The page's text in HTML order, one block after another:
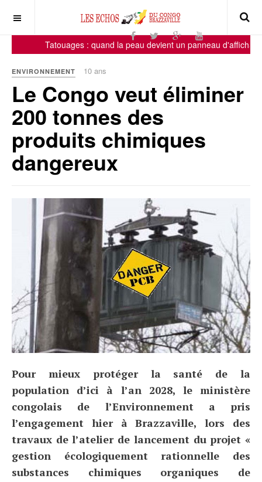
Tatouages : quand la peau devient un panneau
ENVIRONNEMENT 10 ans
Le Congo veut éliminer
200 tonnes des
produits chimiques
dangereux
Pour mieux protéger la santé de la
population d’ici à l’an 2028, le ministère
congolais de l’Environnement a pris
l’engagement hier à Brazzaville, lors des
travaux de l’atelier de lancement du projet «
gestion écologiquement rationnelle des
substances chimiques organiques de